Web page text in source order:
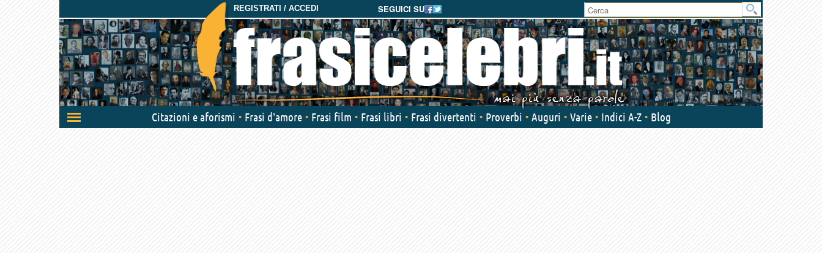
SEGUICI SU
REGISTRATI / ACCEDI
Attiva/disattiva
navigazione
User
area
Citazioni e aforismi Frasi d'amore Frasi film Frasi libri Frasi divertenti Proverbi Auguri Varie Indici A-Z Blog